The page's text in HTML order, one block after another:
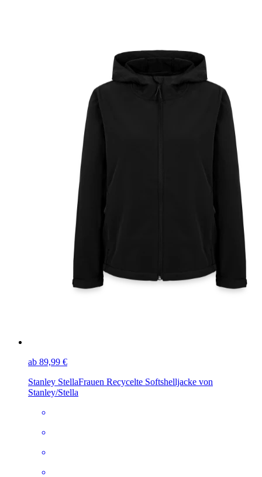
ab 89,99 €
Stanley StellaFrauen Recycelte Softshelljacke von
Stanley/Stella